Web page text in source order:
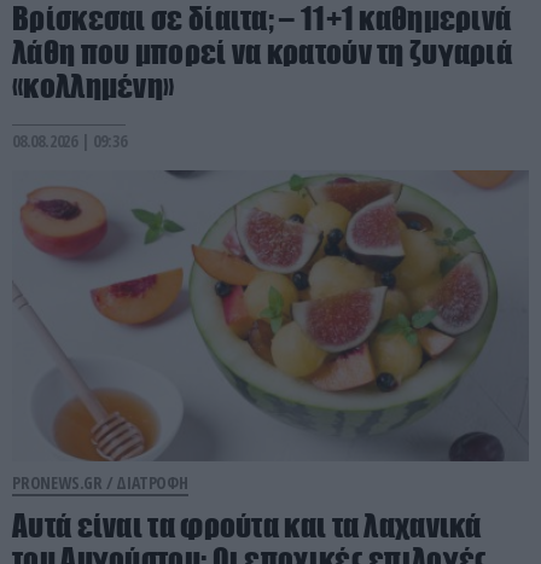
Βρίσκεσαι σε δίαιτα; – 11+1 καθημερινά
λάθη που μπορεί να κρατούν τη ζυγαριά
«κολλημένη»
08.08.2026 | 09:36
PRONEWS.GR / ΔΙΑΤΡΟΦΗ
Αυτά είναι τα φρούτα και τα λαχανικά